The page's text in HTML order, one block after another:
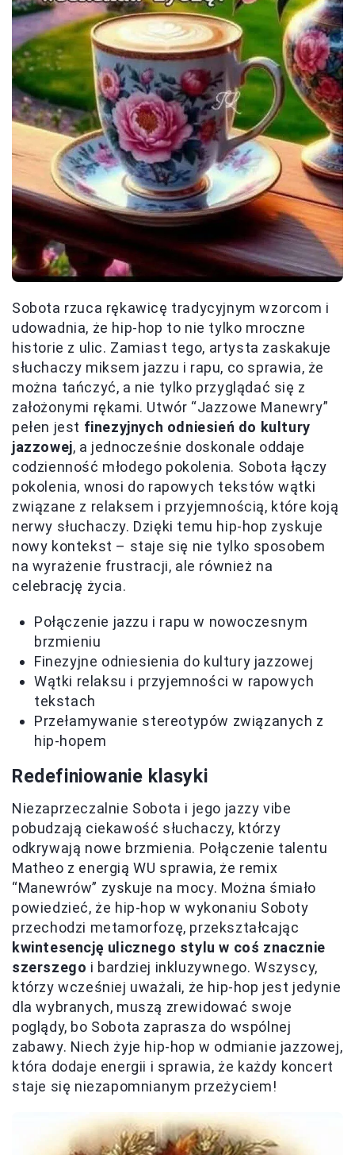
Sobota rzuca rękawicę tradycyjnym wzorcom i
udowadnia, że hip-hop to nie tylko mroczne
historie z ulic. Zamiast tego, artysta zaskakuje
słuchaczy miksem jazzu i rapu, co sprawia, że
można tańczyć, a nie tylko przyglądać się z
założonymi rękami. Utwór “Jazzowe Manewry”
pełen jest finezyjnych odniesień do kultury
jazzowej, a jednocześnie doskonale oddaje
codzienność młodego pokolenia. Sobota łączy
pokolenia, wnosi do rapowych tekstów wątki
związane z relaksem i przyjemnością, które koją
nerwy słuchaczy. Dzięki temu hip-hop zyskuje
nowy kontekst – staje się nie tylko sposobem
na wyrażenie frustracji, ale również na
celebrację życia.
Połączenie jazzu i rapu w nowoczesnym
brzmieniu
Finezyjne odniesienia do kultury jazzowej
Wątki relaksu i przyjemności w rapowych
tekstach
Przełamywanie stereotypów związanych z
hip-hopem
Redefiniowanie klasyki
Niezaprzeczalnie Sobota i jego jazzy vibe
pobudzają ciekawość słuchaczy, którzy
odkrywają nowe brzmienia. Połączenie talentu
Matheo z energią WU sprawia, że remix
“Manewrów” zyskuje na mocy. Można śmiało
powiedzieć, że hip-hop w wykonaniu Soboty
przechodzi metamorfozę, przekształcając
kwintesencję ulicznego stylu w coś znacznie
szerszego i bardziej inkluzywnego. Wszyscy,
którzy wcześniej uważali, że hip-hop jest jedynie
dla wybranych, muszą zrewidować swoje
poglądy, bo Sobota zaprasza do wspólnej
zabawy. Niech żyje hip-hop w odmianie jazzowej,
która dodaje energii i sprawia, że każdy koncert
staje się niezapomnianym przeżyciem!